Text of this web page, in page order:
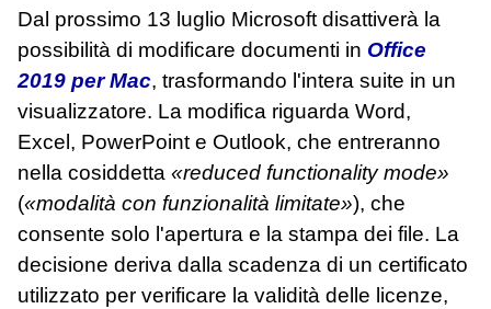
Dal prossimo 13 luglio Microsoft disattiverà la
possibilità di modificare documenti in Office
2019 per Mac, trasformando l'intera suite in un
visualizzatore. La modifica riguarda Word,
Excel, PowerPoint e Outlook, che entreranno
nella cosiddetta «reduced functionality mode»
(«modalità con funzionalità limitate»), che
consente solo l'apertura e la stampa dei file. La
decisione deriva dalla scadenza di un certificato
utilizzato per verificare la validità delle licenze,